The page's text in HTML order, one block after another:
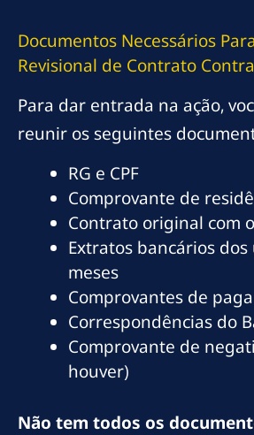
Documentos Necessários
Revisional de Contrato
Para dar entrada na ação,
reunir os seguintes
RG e CPF
Comprovante de
Contrato original com
Extratos bancários
meses
Comprovantes de
Correspondências do
Comprovante de
houver)
Não tem todos os